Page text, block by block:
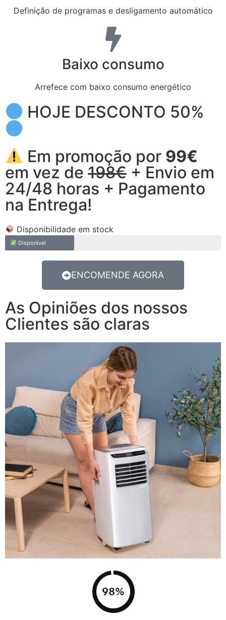
Definição de programas e desligamento automático
Baixo consumo
Arrefece com baixo consumo energético
HOJE DESCONTO 50%
Em promoção por 99€
em vez de 198€ + Envio em
24/48 horas + Pagamento
na Entrega!
Disponibilidade em stock
Disponível
ENCOMENDE AGORA
As Opiniões dos nossos
Clientes são claras